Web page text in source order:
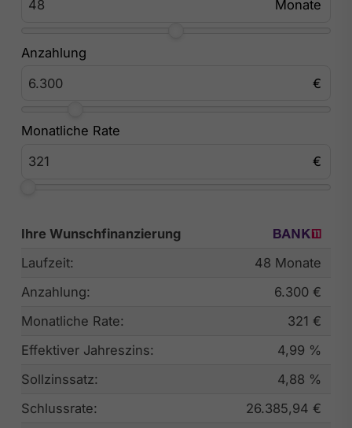
Anzahlung
Monatliche Rate
Ihre Wunschfinanzierung
Laufzeit:
48 Monate
Anzahlung:
6.300 €
Monatliche Rate:
321 €
Effektiver Jahreszins:
4,99 %
Sollzinssatz:
4,88 %
Schlussrate:
26.385,94 €